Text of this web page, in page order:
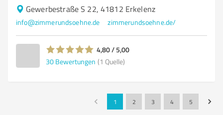
Gewerbestraße S 22, 41812 Erkelenz
info@zimmerundsoehne.de zimmerundsoehne.de/
4,80 / 5,00
30 Bewertungen (1 Quelle)
1 2 3 4 5